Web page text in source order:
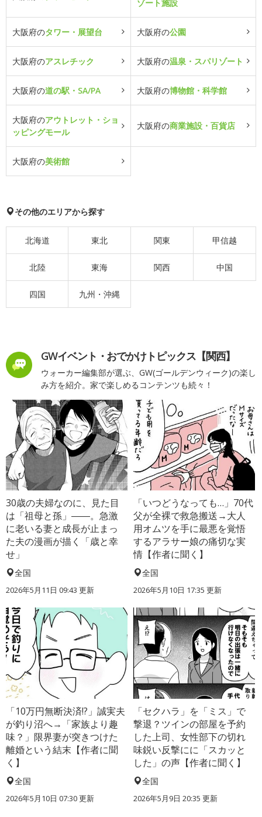
ゾート施設
大阪府のタワー・展望台 大阪府の公園
大阪府のアスレチック 大阪府の温泉・スパリゾート
大阪府の道の駅・SA/PA 大阪府の博物館・科学館
大阪府のアウトレット・ショ
ッピングモール
大阪府の商業施設・百貨店
大阪府の美術館
その他のエリアから探す
北海道 東北 関東 甲信越
北陸 東海 関西 中国
四国 九州・沖縄
GWイベント・おでかけトピックス【関西】
ウォーカー編集部が選ぶ、GW(ゴールデンウィーク)の楽し
み方を紹介。家で楽しめるコンテンツも続々！
30歳の夫婦なのに、見た目
は「祖母と孫」――。急激
に老いる妻と成長が止まっ
た夫の漫画が描く「歳と幸
せ」
全国
2026年5月11日 09:43 更新
「いつどうなっても…」70代
父が全裸で救急搬送→大人
用オムツを手に最悪を覚悟
するアラサー娘の痛切な実
情【作者に聞く】
全国
2026年5月10日 17:35 更新
「10万円無断決済!?」誠実夫
が釣り沼へ→「家族より趣
味？」限界妻が突きつけた
離婚という結末【作者に聞
く】
全国
2026年5月10日 07:30 更新
「セクハラ」を「ミス」で
撃退？ツインの部屋を予約
した上司、女性部下の切れ
味鋭い反撃にに「スカッと
した」の声【作者に聞く】
全国
2026年5月9日 20:35 更新